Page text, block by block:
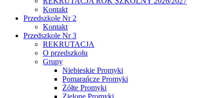
Kontakt
Przedszkole Nr 2
Kontakt
Przedszkole Nr 3
REKRUTACJA
O przedszkolu
Grupy
Niebieskie Promyki
Pomarańcze Promyki
Żółte Promyki
Zielone Promyki